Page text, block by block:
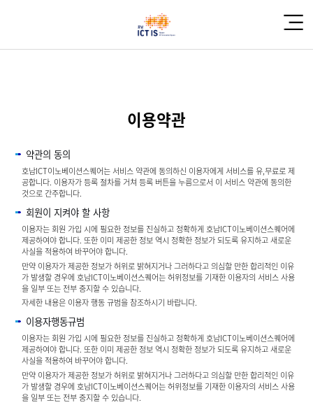
이용약관
약관의 동의
호남ICT이노베이션스퀘어는 서비스 약관에 동의하신 이용자에게 서비스를 유,무료로 제
공합니다. 이용자가 등록 절차를 거쳐 등록 버튼을 누름으로서 이 서비스 약관에 동의한
것으로 간주합니다.
회원이 지켜야 할 사항
이용자는 회원 가입 시에 필요한 정보를 진실하고 정확하게 호남ICT이노베이션스퀘어에
제공하여야 합니다. 또한 이미 제공한 정보 역시 정확한 정보가 되도록 유지하고 새로운
사실을 적용하여 바꾸어야 합니다.
만약 이용자가 제공한 정보가 허위로 밝혀지거나 그러하다고 의심할 만한 합리적인 이유
가 발생할 경우에 호남ICT이노베이션스퀘어는 허위정보를 기재한 이용자의 서비스 사용
을 일부 또는 전부 중지할 수 있습니다.
자세한 내용은 이용자 행동 규범을 참조하시기 바랍니다.
이용자행동규범
이용자는 회원 가입 시에 필요한 정보를 진실하고 정확하게 호남ICT이노베이션스퀘어에
제공하여야 합니다. 또한 이미 제공한 정보 역시 정확한 정보가 되도록 유지하고 새로운
사실을 적용하여 바꾸어야 합니다.
만약 이용자가 제공한 정보가 허위로 밝혀지거나 그러하다고 의심할 만한 합리적인 이유
가 발생할 경우에 호남ICT이노베이션스퀘어는 허위정보를 기재한 이용자의 서비스 사용
을 일부 또는 전부 중지할 수 있습니다.